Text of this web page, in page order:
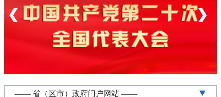
—— 省（区市）政府门户网站 ——